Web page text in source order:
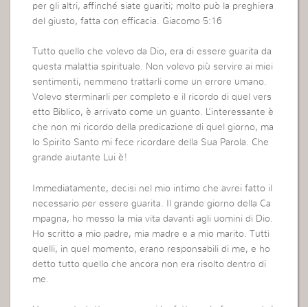
per gli altri, affinché siate guariti; molto può la preghiera
del giusto, fatta con efficacia. Giacomo 5:16
Tutto quello che volevo da Dio, era di essere guarita da
questa malattia spirituale. Non volevo più servire ai miei
sentimenti, nemmeno trattarli come un errore umano.
Volevo sterminarli per completo e il ricordo di quel vers
etto Biblico, è arrivato come un guanto. L’interessante è
che non mi ricordo della predicazione di quel giorno, ma
lo Spirito Santo mi fece ricordare della Sua Parola. Che
grande aiutante Lui è!
Immediatamente, decisi nel mio intimo che avrei fatto il
necessario per essere guarita. Il grande giorno della Ca
mpagna, ho messo la mia vita davanti agli uomini di Dio.
Ho scritto a mio padre, mia madre e a mio marito. Tutti
quelli, in quel momento, erano responsabili di me, e ho
detto tutto quello che ancora non era risolto dentro di
me.